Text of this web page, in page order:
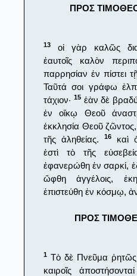
ΠΡΟΣ
13
οἱ γὰρ καλῶς
ἑαυτοῖς καλὸν
παρρησίαν ἐν πίστει
Ταῦτά σοι γράφω
τάχιον· 15ἐὰν δὲ
ἐν οἴκῳ Θεοῦ
ἐκκλησία Θεοῦ
τῆς ἀληθείας.
16
καὶ
ἐστὶ τὸ τῆς
ἐφανερώθη ἐν σαρκί,
ὤφθη ἀγγέλοις,
ἐπιστεύθη ἐν κόσμῳ,
ΠΡΟΣ
1 Τὸ δὲ Πνεῦμα ῥητῶς
καιροῖς